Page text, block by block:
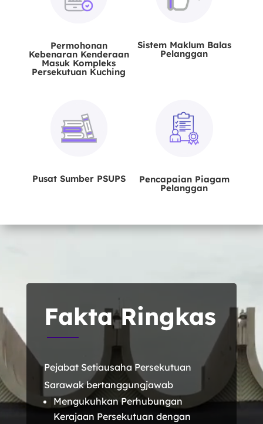
Permohonan
Kebenaran Kenderaan
Masuk Kompleks
Persekutuan Kuching
Sistem Maklum Balas
Pelanggan
Pusat Sumber PSUPS Pencapaian Piagam
Pelanggan
Pemain
Fakta Ringkas
Pejabat Setiausaha Persekutuan
Sarawak bertanggungjawab
Mengukuhkan Perhubungan
Kerajaan Persekutuan dengan